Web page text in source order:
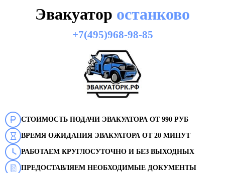
Эвакуатор останково
+7(495)968-98-85
СТОИМОСТЬ ПОДАЧИ ЭВАКУАТОРА ОТ 990 РУБ
ВРЕМЯ ОЖИДАНИЯ ЭВАКУАТОРА ОТ 20 МИНУТ
РАБОТАЕМ КРУГЛОСУТОЧНО И БЕЗ ВЫХОДНЫХ
ПРЕДОСТАВЛЯЕМ НЕОБХОДИМЫЕ ДОКУМЕНТЫ